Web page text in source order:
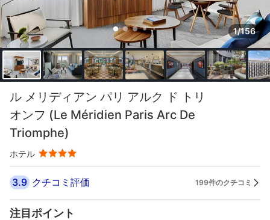
1/156
ル メリディアン パリ アルク ド トリ
オンフ (Le Méridien Paris Arc De
Triomphe)
ホテル
3.9 クチコミ評価 199件のクチコミ
注目ポイント